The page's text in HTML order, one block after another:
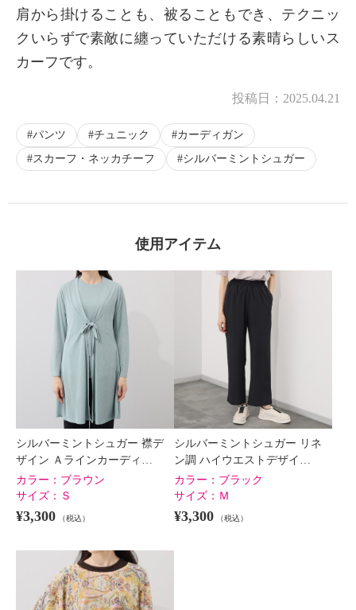
肩から掛けることも、被ることもでき、テクニッ
クいらずで素敵に纏っていただける素晴らしいス
カーフです。
投稿日： 2025.04.21
パンツ チュニック
カーディガン
スカーフ・ネッカチーフ
シルバーミントシュガー
使用アイテム
シルバーミントシュガー 襟デ
ザイン Ａラインカーディ…
カラー： ブラウン
サイズ： Ｓ
¥3,300 （税込）
シルバーミントシュガー リネ
ン調 ハイウエストデザイ…
カラー： ブラック
サイズ： Ｍ
¥3,300 （税込）